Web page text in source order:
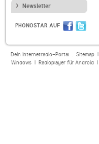
Newsletter
PHONOSTAR AUF
Dein Internetradio-Portal : Sitemap|
Windows| Radioplayer für Android|